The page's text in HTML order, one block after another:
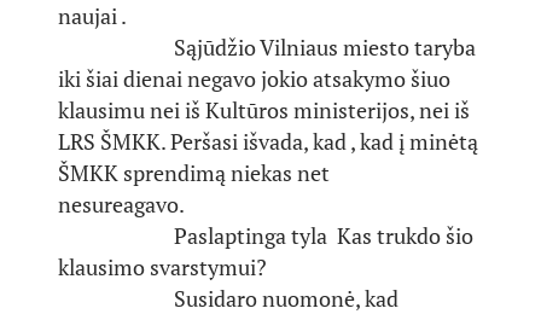
naujai .
Sąjūdžio Vilniaus miesto taryba
iki šiai dienai negavo jokio atsakymo šiuo
klausimu nei iš Kultūros ministerijos, nei iš
LRS ŠMKK. Peršasi išvada, kad , kad į minėtą
ŠMKK sprendimą niekas net
nesureagavo.
Paslaptinga tyla Kas trukdo šio
klausimo svarstymui?
Susidaro nuomonė, kad